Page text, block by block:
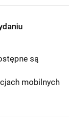
są
mobilnych